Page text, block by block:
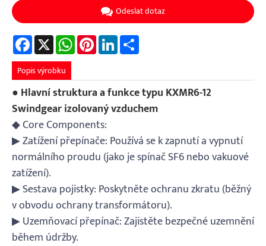
Odeslat dotaz
Facebook
X WhatsAppPinterestLinkedIn
Popis výrobku
● Hlavní struktura a funkce typu KXMR6-12
Swindgear izolovaný vzduchem
◆ Core Components:
▶ Zatížení přepínače: Používá se k zapnutí a vypnutí
normálního proudu (jako je spínač SF6 nebo vakuové
zatížení).
▶ Sestava pojistky: Poskytněte ochranu zkratu (běžný
v obvodu ochrany transformátoru).
▶ Uzemňovací přepínač: Zajistěte bezpečné uzemnění
během údržby.